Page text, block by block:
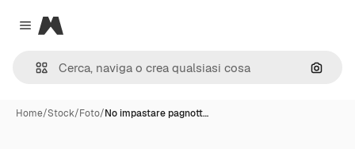
Close menu
Magnific
Cerca
Home/Stock/Foto/No impastare pagnott…